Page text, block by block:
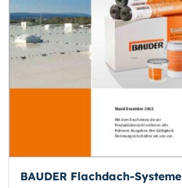
BAUDER Flachdach-Systeme